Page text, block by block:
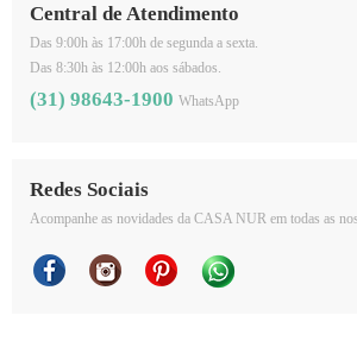
Central de Atendimento
Das 9:00h às 17:00h de segunda a sexta.
Das 8:30h às 12:00h aos sábados.
(31) 98643-1900 WhatsApp
Redes Sociais
Acompanhe as novidades da CASA NUR em todas as